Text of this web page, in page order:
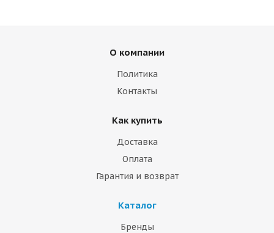
О компании
Политика
Контакты
Как купить
Доставка
Оплата
Гарантия и возврат
Каталог
Бренды